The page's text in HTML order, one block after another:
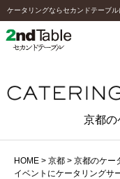
ケータリングならセカンドテーブ
京都の
HOME > 京都 > 京都のケー
イベントにケータリングサ